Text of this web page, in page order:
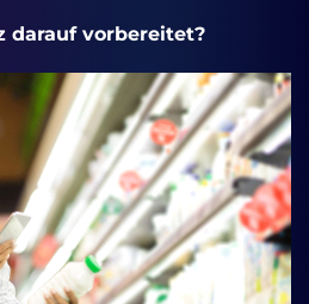
darauf vorbereitet?